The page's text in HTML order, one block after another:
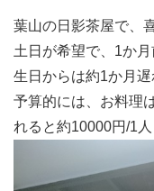
葉山の日影茶屋で、
土日が希望で、1か
生日からは約1か月遅
予算的には、お料理
れると約10000円/1人